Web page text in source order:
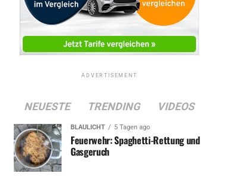
ADVERTISEMENT
NEUESTE TRENDING VIDEOS
BLAULICHT 5 Tagen ago
Feuerwehr: Spaghetti-Rettung und
Gasgeruch